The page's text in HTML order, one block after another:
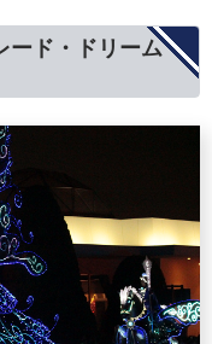
ード・ドリーム